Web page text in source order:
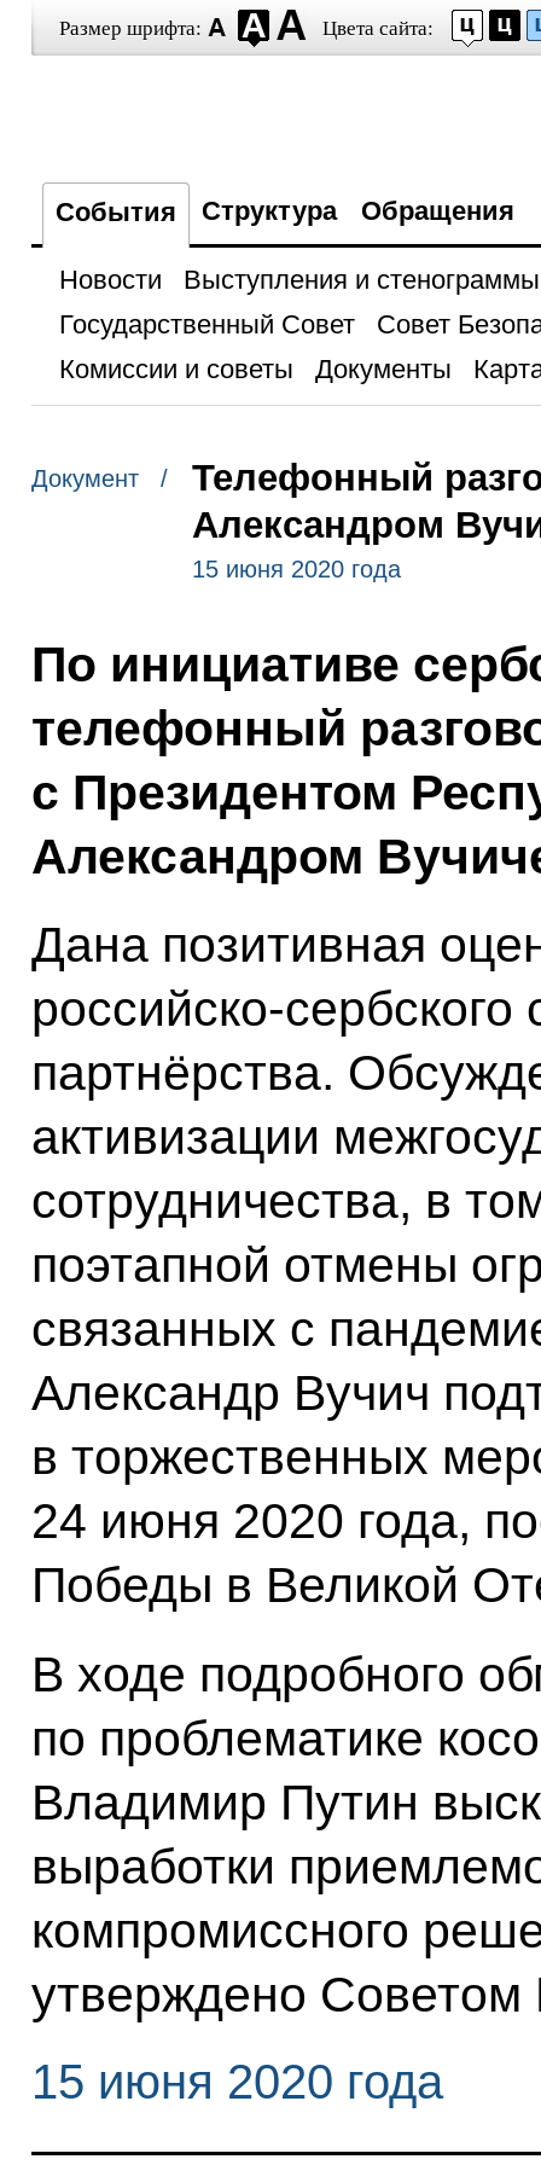
Размер шрифта: Цвета сайта:
События Структура Обращения
Новости
Выступления и стенограммы
Государственный Совет
Совет
Комиссии и советы
Документы
Документ /
Телефонный
Александром
15 июня 2020 года
По инициативе
телефонный
с Президентом
Александром
Дана позитивная
российско-сербского
партнёрства.
активизации
сотрудничества, в
поэтапной отмены
связанных с
Александр Вучич
в торжественных
24 июня 2020 года,
Победы в Великой
В ходе подробного
по проблематике
Владимир Путин
выработки
компромиссного
утверждено
15 июня 2020 года